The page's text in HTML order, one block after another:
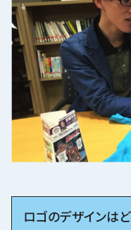
ロゴのデザインは